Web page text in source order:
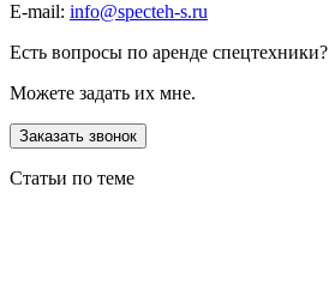
E-mail: info@specteh-s.ru
Есть вопросы по аренде спецтехники?
Можете задать их мне.
Заказать звонок
Статьи по теме